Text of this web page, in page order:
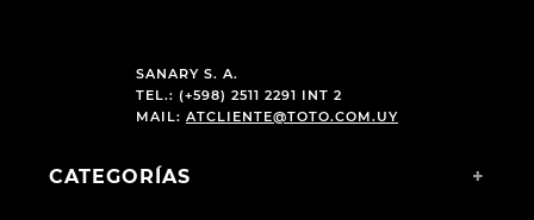
SANARY S. A.
TEL.: (+598) 2511 2291 INT 2
MAIL: ATCLIENTE@TOTO.COM.UY
CATEGORÍAS +